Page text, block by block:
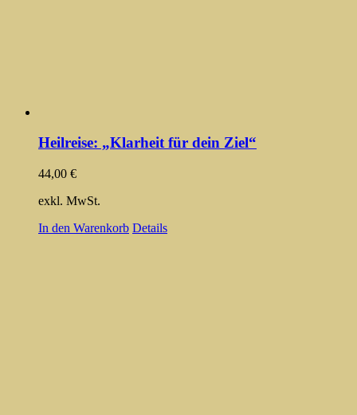
Heilreise: „Klarheit für dein Ziel“
44,00 €
exkl. MwSt.
In den Warenkorb Details